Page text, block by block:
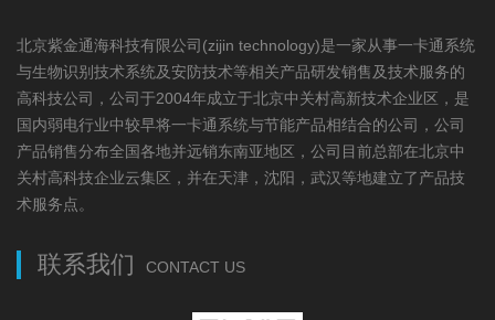
北京紫金通海科技有限公司(zijin technology)是一家从事一卡通系统
与生物识别技术系统及安防技术等相关产品研发销售及技术服务的
高科技公司，公司于2004年成立于北京中关村高新技术企业区，是
国内弱电行业中较早将一卡通系统与节能产品相结合的公司，公司
产品销售分布全国各地并远销东南亚地区，公司目前总部在北京中
关村高科技企业云集区，并在天津，沈阳，武汉等地建立了产品技
术服务点。
联系我们 CONTACT US